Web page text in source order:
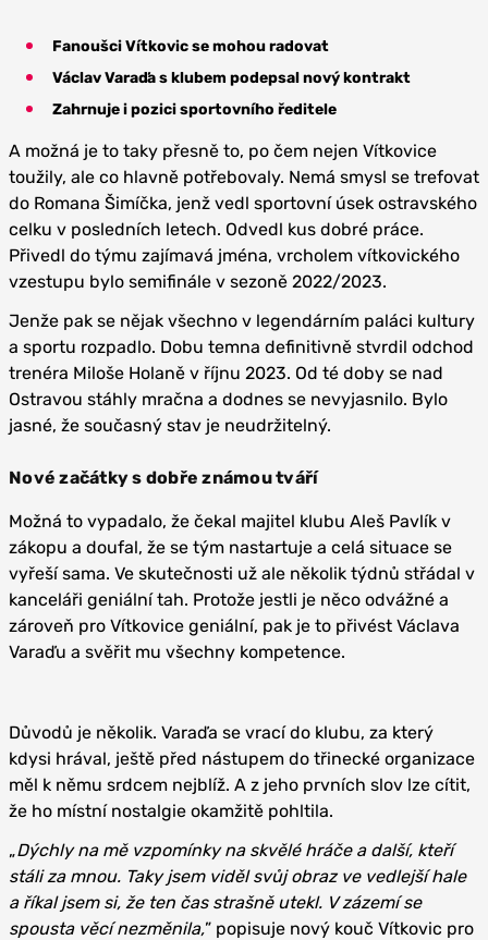
Fanoušci Vítkovic se mohou radovat
Václav Varaďa s klubem podepsal nový kontrakt
Zahrnuje i pozici sportovního ředitele
A možná je to taky přesně to, po čem nejen Vítkovice
toužily, ale co hlavně potřebovaly. Nemá smysl se trefovat
do Romana Šimíčka, jenž vedl sportovní úsek ostravského
celku v posledních letech. Odvedl kus dobré práce.
Přivedl do týmu zajímavá jména, vrcholem vítkovického
vzestupu bylo semifinále v sezoně 2022/2023.
Jenže pak se nějak všechno v legendárním paláci kultury
a sportu rozpadlo. Dobu temna definitivně stvrdil odchod
trenéra Miloše Holaně v říjnu 2023. Od té doby se nad
Ostravou stáhly mračna a dodnes se nevyjasnilo. Bylo
jasné, že současný stav je neudržitelný.
Nové začátky s dobře známou tváří
Možná to vypadalo, že čekal majitel klubu Aleš Pavlík v
zákopu a doufal, že se tým nastartuje a celá situace se
vyřeší sama. Ve skutečnosti už ale několik týdnů střádal v
kanceláři geniální tah. Protože jestli je něco odvážné a
zároveň pro Vítkovice geniální, pak je to přivést Václava
Varaďu a svěřit mu všechny kompetence.
Důvodů je několik. Varaďa se vrací do klubu, za který
kdysi hrával, ještě před nástupem do třinecké organizace
měl k němu srdcem nejblíž. A z jeho prvních slov lze cítit,
že ho místní nostalgie okamžitě pohltila.
„Dýchly na mě vzpomínky na skvělé hráče a další, kteří
stáli za mnou. Taky jsem viděl svůj obraz ve vedlejší hale
a říkal jsem si, že ten čas strašně utekl. V zázemí se
spousta věcí nezměnila,” popisuje nový kouč Vítkovic pro